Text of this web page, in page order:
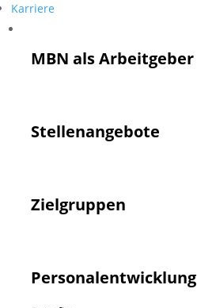
Karriere
MBN als Arbeitgeber
Stellenangebote
Zielgruppen
Personalentwicklung